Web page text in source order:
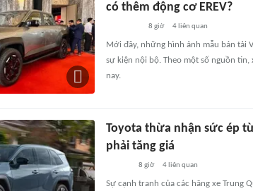
có thêm động cơ EREV?
8 giờ 4 liên quan
Mới đây, những hình ảnh mẫu bán tải
sự kiện nội bộ. Theo một số nguồn tin,
nay.
Toyota thừa nhận sức ép
phải tăng giá
8 giờ 4liên quan
Sự cạnh tranh của các hãng xe Trung